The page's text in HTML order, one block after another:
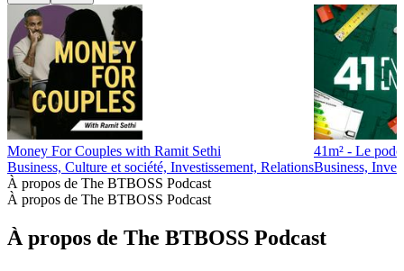
Money For Couples with Ramit Sethi
Business, Culture et société, Investissement, Relations
41m² - Le
Business,
À propos de The BTBOSS Podcast
À propos de The BTBOSS Podcast
À propos de The BTBOSS Podcast